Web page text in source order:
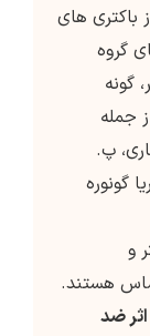
باکتری های
گروه
گونه
جمله
پ.
گونوره
و
هستند.
اثر ضد